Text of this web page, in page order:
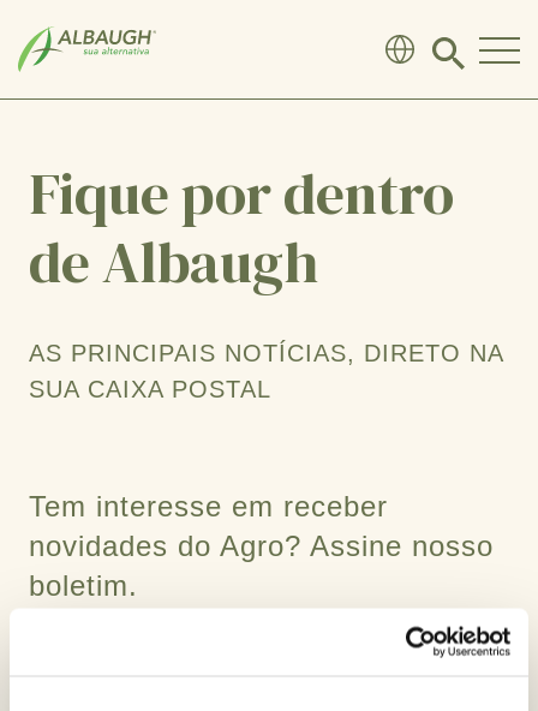
Click
search
Fique por dentro
de Albaugh
AS PRINCIPAIS NOTÍCIAS, DIRETO NA
SUA CAIXA POSTAL
Tem interesse em receber
novidades do Agro? Assine nosso
boletim.